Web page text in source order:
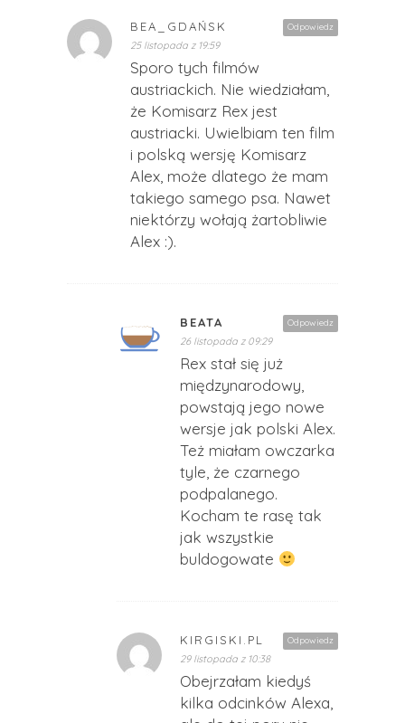
Odpowiedz
BEA_GDAŃSK
25 listopada z 19:59
Sporo tych filmów
austriackich. Nie wiedziałam,
że Komisarz Rex jest
austriacki. Uwielbiam ten film
i polską wersję Komisarz
Alex, może dlatego że mam
takiego samego psa. Nawet
niektórzy wołają żartobliwie
Alex :).
Odpowiedz
BEATA
26 listopada z 09:29
Rex stał się już
międzynarodowy,
powstają jego nowe
wersje jak polski Alex.
Też miałam owczarka
tyle, że czarnego
podpalanego.
Kocham te rasę tak
jak wszystkie
buldogowate
Odpowiedz
KIRGISKI.PL
29 listopada z 10:38
Obejrzałam kiedyś
kilka odcinków Alexa,